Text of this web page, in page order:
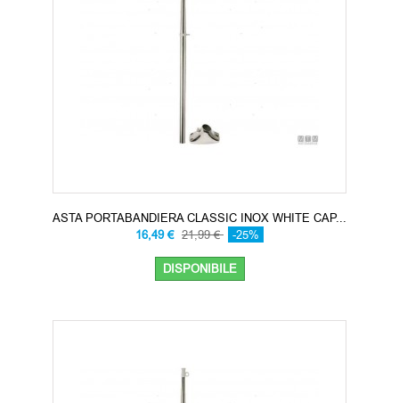
ASTA PORTABANDIERA CLASSIC INOX WHITE CAP...
16,49 € 21,99 € -25%
DISPONIBILE